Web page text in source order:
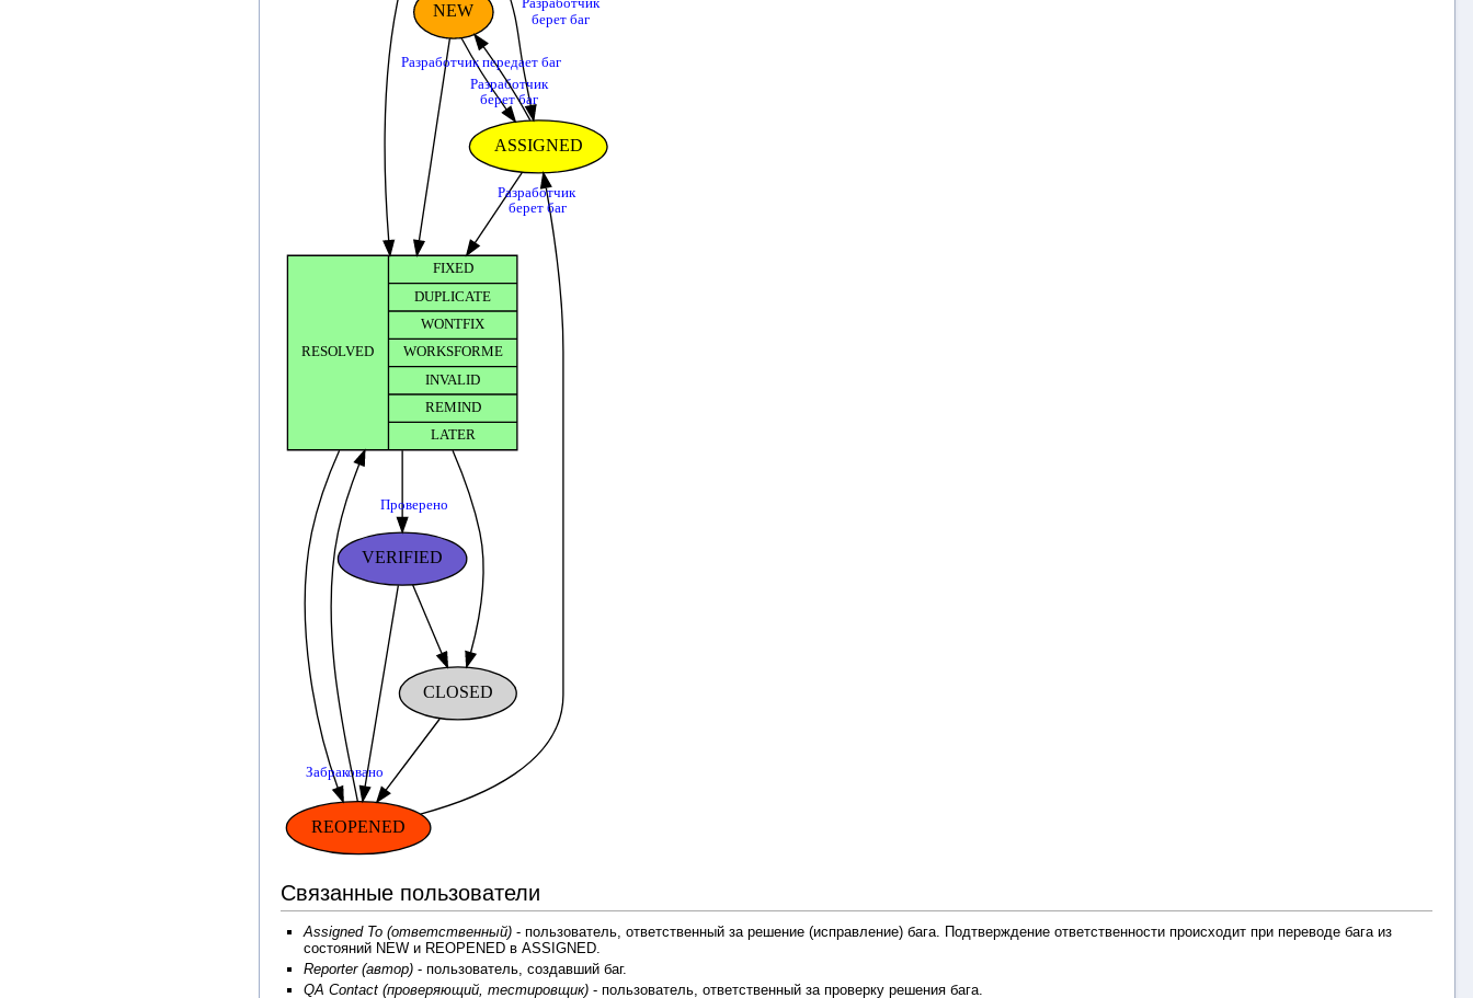
Связанные пользователи
Assigned To (ответственный)- пользователь, ответственный за решение (исправление) бага. Подтверждение ответственности происходит при переводе бага из
состояний NEW и REOPENED в ASSIGNED.
Reporter (автор)- пользователь, создавший баг.
QA Contact (проверяющий, тестировщик)- пользователь, ответственный за проверку решения бага.